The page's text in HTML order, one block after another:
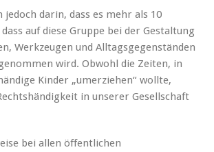
jedoch darin, dass es mehr als 10
auf diese Gruppe bei der Gestaltung
Werkzeugen und Alltagsgegenständen
wird. Obwohl die Zeiten, in
Kinder „umerziehen“ wollte,
in unserer Gesellschaft
bei allen öffentlichen